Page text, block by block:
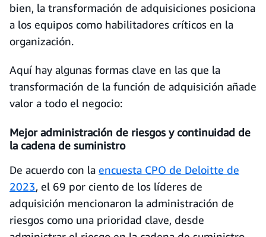
bien, la transformación de adquisiciones posiciona
a los equipos como habilitadores críticos en la
organización.
Aquí hay algunas formas clave en las que la
transformación de la función de adquisición añade
valor a todo el negocio:
Mejor administración de riesgos y continuidad de
la cadena de suministro
De acuerdo con la encuesta CPO de Deloitte de
2023, el 69 por ciento de los líderes de
adquisición mencionaron la administración de
riesgos como una prioridad clave, desde